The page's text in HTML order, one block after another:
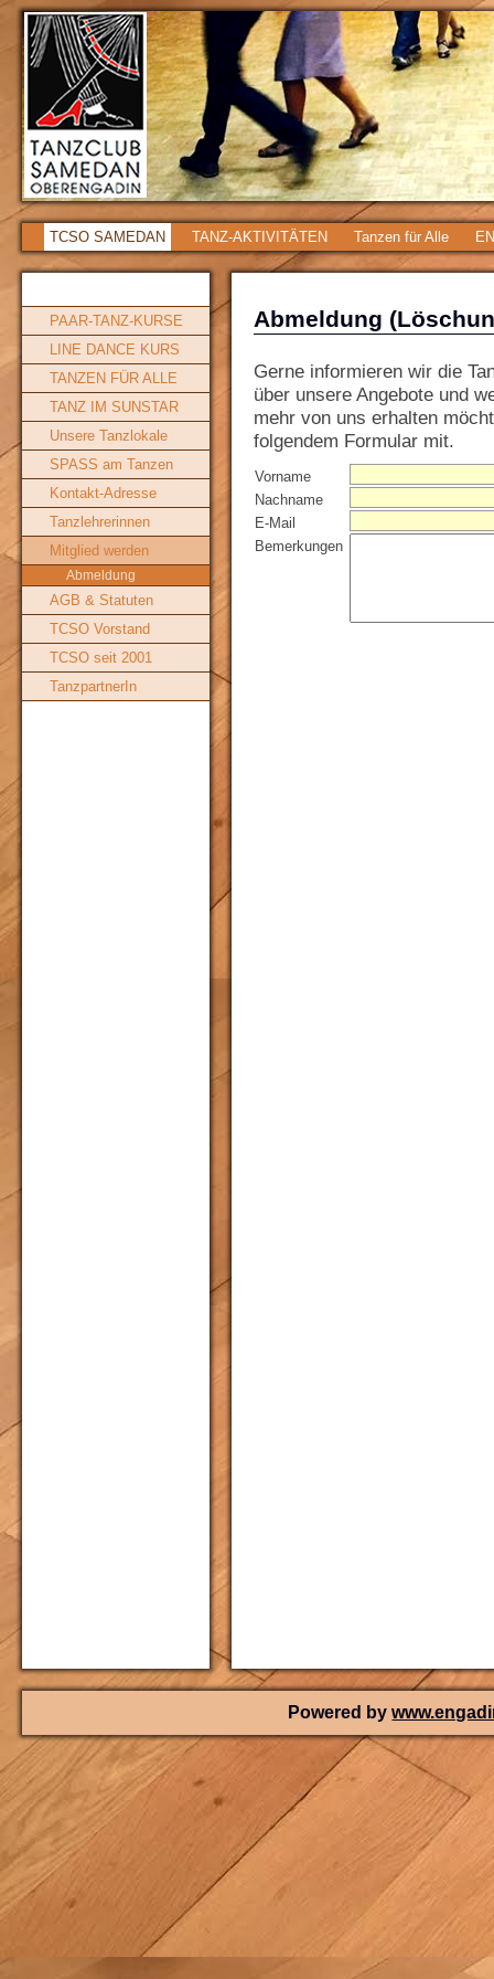
TCSO SAMEDAN TANZ-AKTIVITÄTEN Tanzen für Alle
PAAR-TANZ-KURSE
LINE DANCE KURS
TANZEN FÜR ALLE
TANZ IM SUNSTAR
Unsere Tanzlokale
SPASS am Tanzen
Kontakt-Adresse
Tanzlehrerinnen
Mitglied werden
Abmeldung
AGB & Statuten
TCSO Vorstand
TCSO seit 2001
TanzpartnerIn
Abmeldung
Gerne informieren wir die
über unsere Angebote und
mehr von uns erhalten
folgendem Formular mit.
Vorname
Nachname
E-Mail
Bemerkungen
Powered by